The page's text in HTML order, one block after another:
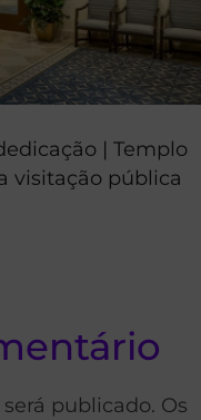
| Templo
visitação pública
publicado. Os